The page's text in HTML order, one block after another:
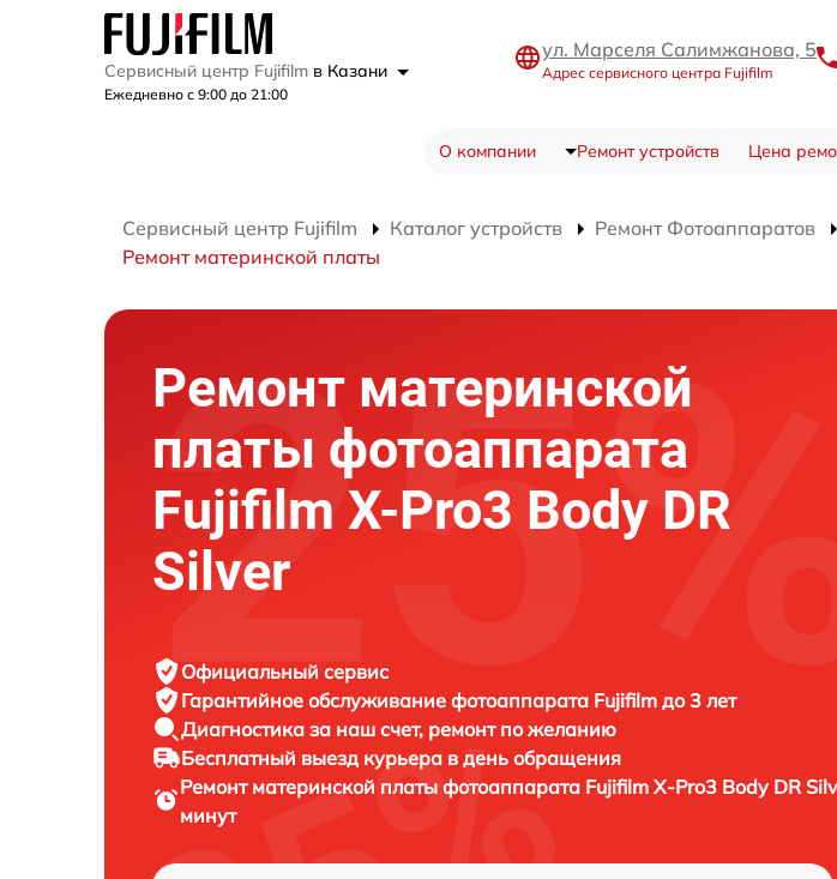
Сервисный центр Fujifilm в Казани
Ежедневно с 9:00 до 21:00
ул. Марселя Салимжанова, 5
Адрес сервисного центра Fujifilm
О компании Ремонт устройств Цена
Сервисный центр Fujifilm Каталог устройств Ремонт Фотоаппаратов
Ремонт материнской платы
Ремонт материнской
платы фотоаппарата
Fujifilm X-Pro3 Body DR
Silver
Официальный сервис
Гарантийное обслуживание фотоаппарата Fujifilm до 3 лет
Диагностика за наш счет, ремонт по желанию
Бесплатный выезд курьера в день обращения
Ремонт материнской платы фотоаппарата Fujifilm X-Pro3 Body DR
минут